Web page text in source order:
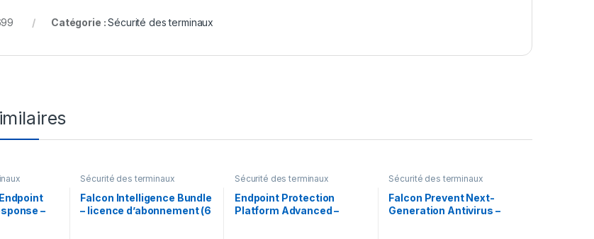
Catégorie :Sécurité des terminaux
–
Sécurité des terminaux
Falcon Intelligence Bundle
– licence d’abonnement (6
Sécurité des terminaux
Endpoint Protection
Platform Advanced –
Sécurité des terminaux
Falcon Prevent Next-
Generation Antivirus –